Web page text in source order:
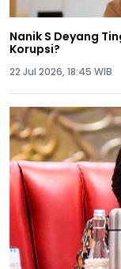
Nanik S Deyang
Korupsi?
22 Jul 2026, 18:45 WIB